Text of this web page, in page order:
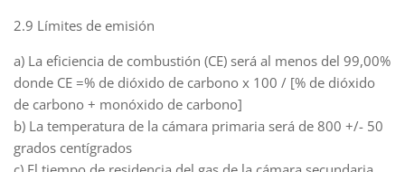
2.9 Límites de emisión
a) La eficiencia de combustión (CE) será al menos del 99,00%
donde CE =% de dióxido de carbono x 100 / [% de dióxido
de carbono + monóxido de carbono]
b) La temperatura de la cámara primaria será de 800 +/- 50
grados centígrados